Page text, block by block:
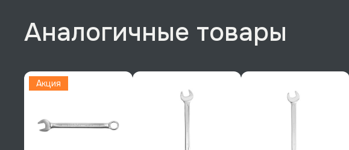
Аналогичные товары
Акция